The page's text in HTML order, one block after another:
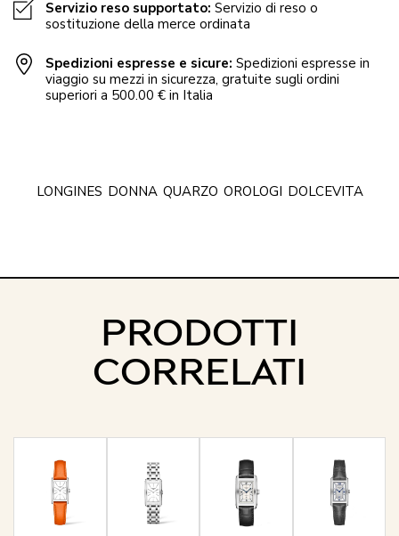
Servizio reso supportato: Servizio di reso o
sostituzione della merce ordinata
Spedizioni espresse e sicure: Spedizioni espresse in
viaggio su mezzi in sicurezza, gratuite sugli ordini
superiori a 500.00 € in Italia
LONGINES DONNA QUARZO OROLOGI DOLCEVITA
PRODOTTI
CORRELATI